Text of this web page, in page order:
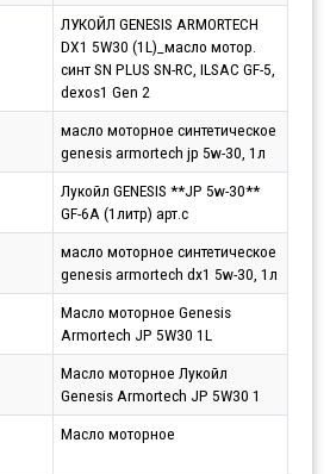
ЛУКОЙЛ GENESIS ARMORTECH
DX1 5W30 (1L)_масло мотор.
синт SN PLUS SN-RC, ILSAC GF-5,
dexos1 Gen 2
масло моторное синтетическое
genesis armortech jp 5w-30, 1л
Лукойл GENESIS **JP 5w-30**
GF-6A (1литр) арт.c
масло моторное синтетическое
genesis armortech dx1 5w-30, 1л
Масло моторное Genesis
Armortech JP 5W30 1L
Масло моторное Лукойл
Genesis Armortech JP 5W30 1
Масло моторное